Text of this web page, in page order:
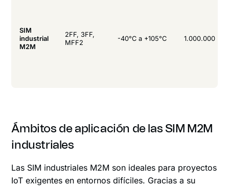
SIM
industrial
M2M
2FF, 3FF,
MFF2
-40°C a +105°C 1.000.000
Ámbitos de aplicación de las SIM M2M
industriales
Las SIM industriales M2M son ideales para proyectos
IoT exigentes en entornos difíciles. Gracias a su